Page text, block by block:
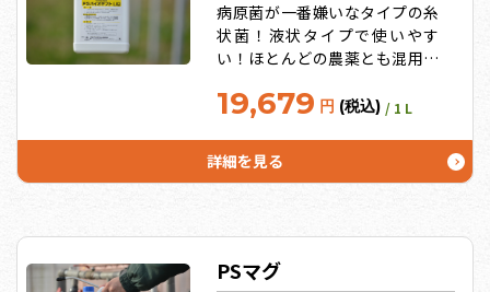
病原菌が一番嫌いなタイプの糸
状菌！液状タイプで使いやす
い！ほとんどの農薬とも混用可
細菌タイプ（例：PSコレイー
イプのPSバイオギフトの併用が
オススメ！
19,679 円 (税込) / 1 L
詳細を見る
PSマグ